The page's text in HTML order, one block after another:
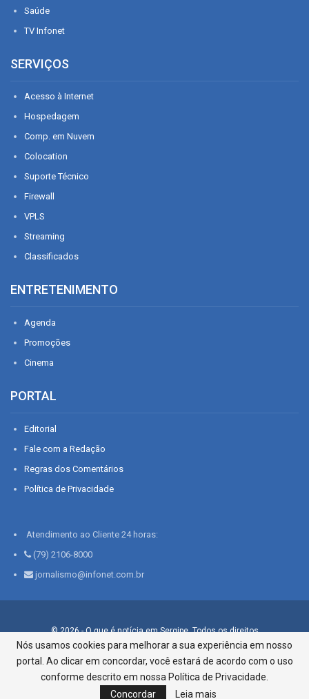
Saúde
TV Infonet
SERVIÇOS
Acesso à Internet
Hospedagem
Comp. em Nuvem
Colocation
Suporte Técnico
Firewall
VPLS
Streaming
Classificados
ENTRETENIMENTO
Agenda
Promoções
Cinema
PORTAL
Editorial
Fale com a Redação
Regras dos Comentários
Política de Privacidade
Atendimento ao Cliente 24 horas:
(79) 2106-8000
jornalismo@infonet.com.br
© 2026 - O que é notícia em Sergipe. Todos os direitos
reservados.
Infonet - Rua Monsenhor Silveira 276, Bairro São José |
Aracaju-SE, CEP 49015-030, Fone: 79.2106.8000 - CI Centro de
Informações LTDA
Nós usamos cookies para melhorar a sua experiência em nosso
portal. Ao clicar em concordar, você estará de acordo com o uso
conforme descrito em nossa Política de Privacidade.
Concordar
Leia mais